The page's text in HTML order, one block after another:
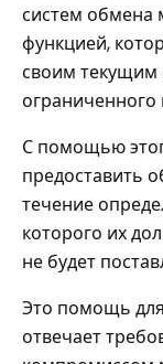
систем обмена
функцией,
своим текущим
ограниченного
С помощью
предоставить
течение
которого их
не будет
Это помощь
отвечает